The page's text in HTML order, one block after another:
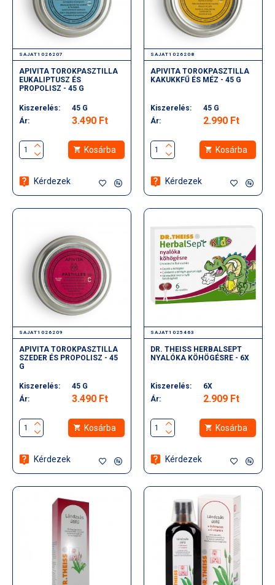
SAJAT1026207
APIVITA TOROKPASZTILLA
EUKALIPTUSZ ÉS
PROPOLISZ - 45 G
Kiszerelés:
45 G
Ár:
3.490 Ft
Kosárba
Kérdezek
SAJAT1026208
APIVITA TOROKPASZTILLA
KAKUKKFŰ ÉS MÉZ - 45 G
Kiszerelés:
45 G
Ár:
2.990 Ft
Kosárba
Kérdezek
SAJAT1026209
APIVITA TOROKPASZTILLA
SZEDER ÉS PROPOLISZ - 45
G
Kiszerelés:
45 G
Ár:
3.490 Ft
Kosárba
Kérdezek
SAJAT1025463
DR. THEISS HERBALSEPT
NYALÓKA KÖHÖGÉSRE - 6X
Kiszerelés:
6X
Ár:
2.909 Ft
Kosárba
Kérdezek